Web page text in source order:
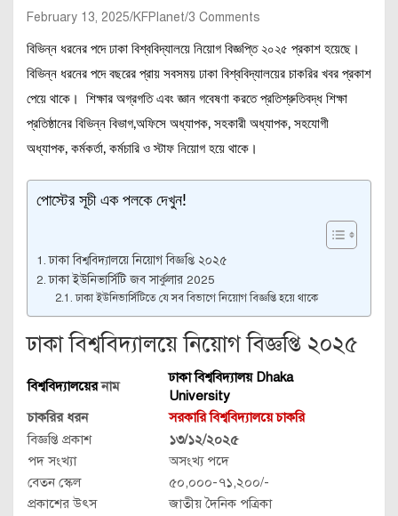
February 13, 2025 KFPlanet 3 Comments
বিভিন্ন ধরনের পদে ঢাকা বিশ্ববিদ্যালয়ে নিয়োগ বিজ্ঞপ্তি ২০২৫ প্রকাশ হয়েছে।
বিভিন্ন ধরনের পদে বছরের প্রায় সবসময় ঢাকা বিশ্ববিদ্যালয়ের চাকরির খবর প্রকাশ
পেয়ে থাকে। শিক্ষার অগ্রগতি এবং জ্ঞান গবেষণা করতে প্রতিশ্রুতিবদ্ধ শিক্ষা
প্রতিষ্ঠানের বিভিন্ন বিভাগ,অফিসে অধ্যাপক, সহকারী অধ্যাপক, সহযোগী
অধ্যাপক, কর্মকর্তা, কর্মচারি ও স্টাফ নিয়োগ হয়ে থাকে।
পোস্টের সূচী এক পলকে দেখুন!
ঢাকা বিশ্ববিদ্যালয়ে নিয়োগ বিজ্ঞপ্তি ২০২৫
ঢাকা ইউনিভার্সিটি জব সার্কুলার 2025
ঢাকা ইউনিভার্সিটিতে যে সব বিভাগে নিয়োগ বিজ্ঞপ্তি হয়ে থাকে
ঢাকা বিশ্ববিদ্যালয়ে নিয়োগ বিজ্ঞপ্তি ২০২৫
বিশ্ববিদ্যালয়েরনাম
ঢাকা বিশ্ববিদ্যালয় Dhaka
University
চাকরির ধরন
সরকারি বিশ্ববিদ্যালয়ে চাকরি
বিজ্ঞপ্তি প্রকাশ
১৩/১২/২০২৫
পদ সংখ্যা
অসংখ্য পদে
বেতন স্কেল
৫০,০০০-৭১,২০০/-
প্রকাশের উৎস
জাতীয় দৈনিক পত্রিকা